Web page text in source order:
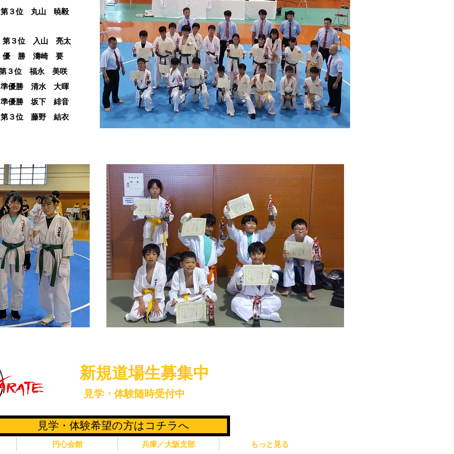
山 暁毅
位 入山 亮太
優 勝 濤崎 要
第３位 福永 美咲
勝 清水 大暉
坂下 緋音
結衣
​新規道場生募集中
​見学・体験随時受付中
見学・体験希望の方はコチラへ
円心会館 兵庫／大阪支部 もっと見る